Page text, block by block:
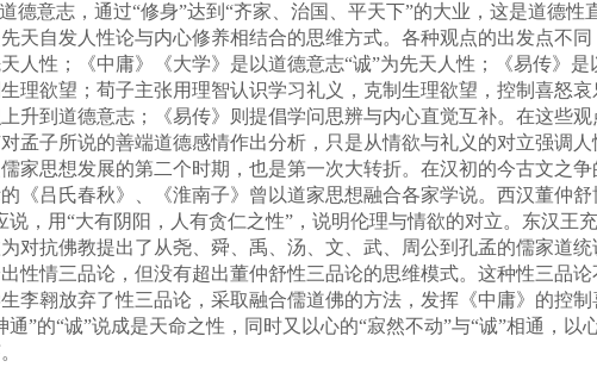
德意志，通过“修身”达到“齐家、治国、平天下”的大业，这是道德性
自发人性论与内心修养相结合的思维方式。各种观点的出发点不
人性；《中庸》《大学》是以道德意志“诚”为先天人性；《易传》
理欲望；荀子主张用理智认识学习礼义，克制生理欲望，控制喜怒
升到道德意志；《易传》则提倡学问思辨与内心直觉互补。在这些
孟子所说的善端道德感情作出分析，只是从情欲与礼义的对立强调人
思想发展的第二个时期，也是第一次大转折。在汉初的今古文之争
《吕氏春秋》、《淮南子》曾以道家思想融合各家学说。西汉董仲
说，用“大有阴阳，人有贪仁之性”，说明伦理与情欲的对立。东汉
对抗佛教提出了从尧、舜、禹、汤、文、武、周公到孔孟的儒家道
性情三品论，但没有超出董仲舒性三品论的思维模式。这种性三品
李翱放弃了性三品论，采取融合儒道佛的方法，发挥《中庸》的控
通”的“诚”说成是天命之性，同时又以心的“寂然不动”与“诚”相通，